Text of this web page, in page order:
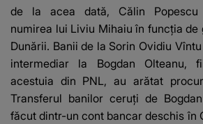
de la acea dată, Călin Popescu
numirea lui Liviu Mihaiu în funcţia de
Dunării. Banii de la Sorin Ovidiu
intermediar la Bogdan Olteanu,
acestuia din PNL, au arătat
Transferul banilor ceruţi de
făcut dintr-un cont bancar deschis în